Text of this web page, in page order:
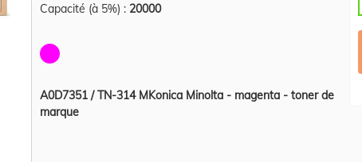
Capacité (à 5%) : 20000
A0D7351 / TN-314 MKonica Minolta - magenta - toner de
marque